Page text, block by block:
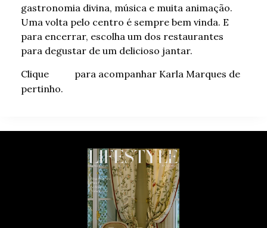
gastronomia divina, música e muita animação.
Uma volta pelo centro é sempre bem vinda. E
para encerrar, escolha um dos restaurantes
para degustar de um delicioso jantar.
Clique
para acompanhar Karla Marques de
pertinho.